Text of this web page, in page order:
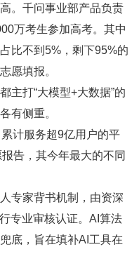
。千问事业部产品负责
万考生参加高考。其中
比不到5%，剩下95%的
愿填报。
主打“大模型+大数据”的
有侧重。
计服务超9亿用户的平
告，其今年最大的不同
专家背书机制，由资深
专业审核认证。AI算法
底，旨在填补AI工具在